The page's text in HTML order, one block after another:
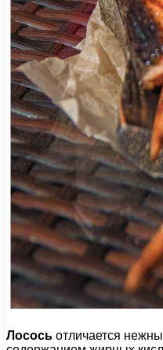
Лосось отличается